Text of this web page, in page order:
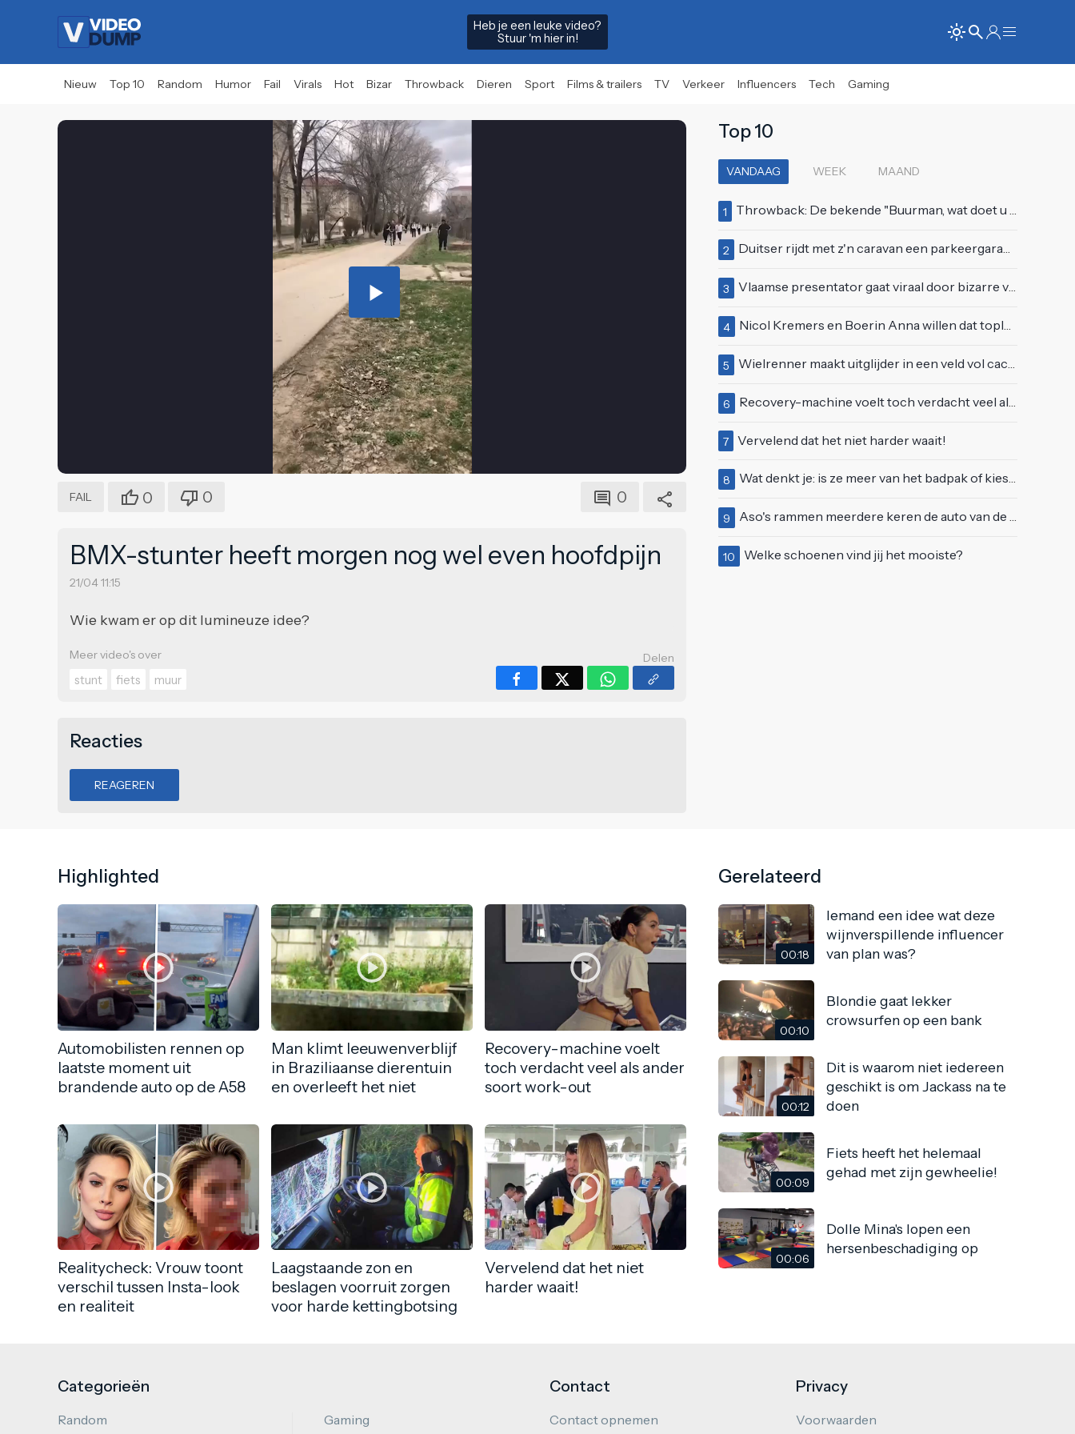
Heb je een leuke video?
Stuur 'm hier in!
Nieuw Top 10 Random Humor Fail Virals Hot Bizar Throwback Dieren Sport Films & trailers TV Verkeer Influencers Tech Gaming
Play
Video
FAIL 0 0 0
BMX-stunter heeft morgen nog wel even hoofdpijn
21/04 11:15
Wie kwam er op dit lumineuze idee?
Meer video's over
stunt
fiets muur
Delen
Reacties
REAGEREN
Top 10
VANDAAG WEEK MAAND
1 Throwback: De bekende "Buurman, wat doet u nu?"-scène uit Flodder met Tatjana Šimić
2 Duitser rijdt met z'n caravan een parkeergarage in Vlissingen binnen
3 Vlaamse presentator gaat viraal door bizarre vertoning op live televisie: "Helemaal stijf van de bloem"
4 Nicol Kremers en Boerin Anna willen dat topless zonnen geen taboe meer is
5 Wielrenner maakt uitglijder in een veld vol cactussen
6 Recovery-machine voelt toch verdacht veel als ander soort work-out
7 Vervelend dat het niet harder waait!
8 Wat denkt je: is ze meer van het badpak of kiest ze eerder voor een bikini?
9 Aso's rammen meerdere keren de auto van de buren, maar doen alsof er niets gebeurd is
10 Welke schoenen vind jij het mooiste?
Highlighted
Automobilisten rennen op
laatste moment uit
brandende auto op de A58
Man klimt leeuwenverblijf
in Braziliaanse dierentuin
en overleeft het niet
Recovery-machine voelt
toch verdacht veel als ander
soort work-out
Realitycheck: Vrouw toont
verschil tussen Insta-look
en realiteit
Laagstaande zon en
beslagen voorruit zorgen
voor harde kettingbotsing
Vervelend dat het niet
harder waait!
Gerelateerd
00:18
Iemand een idee wat deze
wijnverspillende influencer
van plan was?
00:10
Blondie gaat lekker
crowsurfen op een bank
00:12
Dit is waarom niet iedereen
geschikt is om Jackass na te
doen
00:09
Fiets heeft het helemaal
gehad met zijn gewheelie!
00:06
Dolle Mina's lopen een
hersenbeschadiging op
Categorieën
Random Gaming
Contact
Contact opnemen
Privacy
Voorwaarden